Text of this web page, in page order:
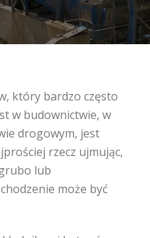
który bardzo często
w budownictwie, w
drogowym, jest
rzecz ujmując,
lub
może być